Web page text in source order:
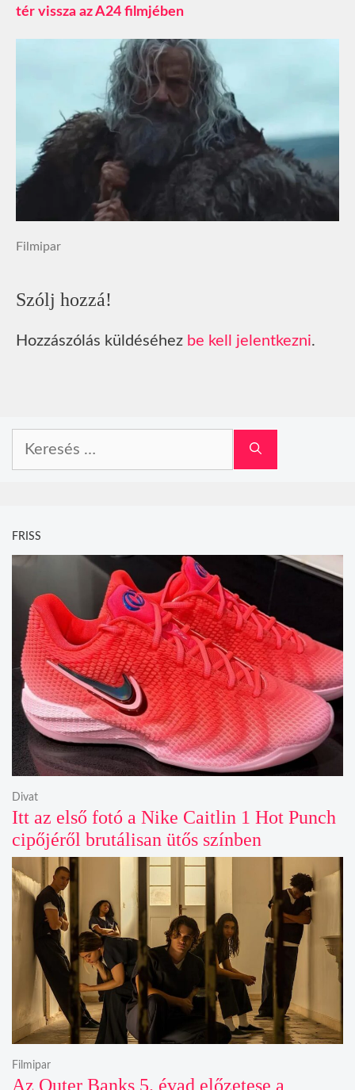
tér vissza az A24 filmjében
Filmipar
Szólj hozzá!
Hozzászólás küldéséhez be kell jelentkezni.
FRISS
Itt az első fotó a Nike Caitlin 1 Hot Punch
cipőjéről brutálisan ütős színben
Divat
Az Outer Banks 5. évad előzetese a
Filmipar